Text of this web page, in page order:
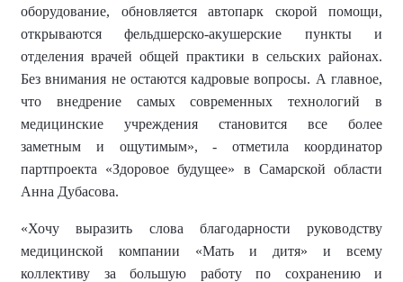
оборудование, обновляется автопарк скорой помощи,
открываются фельдшерско-акушерские пункты и
отделения врачей общей практики в сельских районах.
Без внимания не остаются кадровые вопросы. А главное,
что внедрение самых современных
технологий в
медицинские учреждения становится все более
заметным
и ощутимым», - отметила координатор
партпроекта «Здоровое будущее» в Самарской области
Анна Дубасова.
«Хочу выразить слова благодарности руководству
медицинской компании «Мать и дитя» и всему
коллективу за большую работу по сохранению и